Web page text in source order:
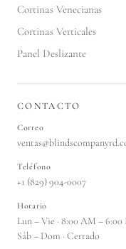
Cortinas Venecianas
Cortinas Verticales
Panel Deslizante
CONTACTO
Correo
Teléfono
+1 (829) 904-0007
Horario
Lun – Vie · 8:00 AM – 6:00
Sáb – Dom · Cerrado